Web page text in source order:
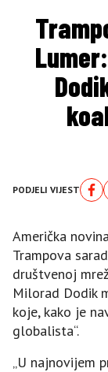
PODJELI VIJEST
Američka
Trampova
društvenoj
Milorad Dodik
koje, kako je
globalista“.
„U najnovijem